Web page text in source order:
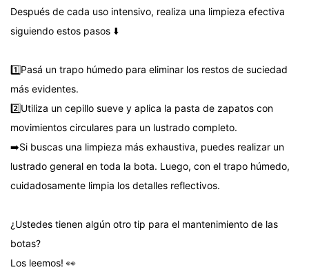
Después de cada uso intensivo, realiza una limpieza efectiva
siguiendo estos pasos ⬇️
1️⃣Pasá un trapo húmedo para eliminar los restos de suciedad
más evidentes.
2️⃣Utiliza un cepillo sueve y aplica la pasta de zapatos con
movimientos circulares para un lustrado completo.
➡️Si buscas una limpieza más exhaustiva, puedes realizar un
lustrado general en toda la bota. Luego, con el trapo húmedo,
cuidadosamente limpia los detalles reflectivos.
¿Ustedes tienen algún otro tip para el mantenimiento de las
botas?
Los leemos! 👀